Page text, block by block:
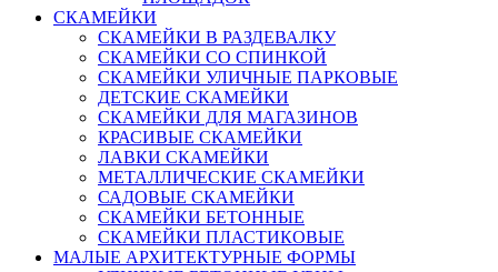
СКАМЕЙКИ
СКАМЕЙКИ В РАЗДЕВАЛКУ
СКАМЕЙКИ СО СПИНКОЙ
СКАМЕЙКИ УЛИЧНЫЕ ПАРКОВЫЕ
ДЕТСКИЕ СКАМЕЙКИ
СКАМЕЙКИ ДЛЯ МАГАЗИНОВ
КРАСИВЫЕ СКАМЕЙКИ
ЛАВКИ СКАМЕЙКИ
МЕТАЛЛИЧЕСКИЕ СКАМЕЙКИ
САДОВЫЕ СКАМЕЙКИ
СКАМЕЙКИ БЕТОННЫЕ
СКАМЕЙКИ ПЛАСТИКОВЫЕ
МАЛЫЕ АРХИТЕКТУРНЫЕ ФОРМЫ